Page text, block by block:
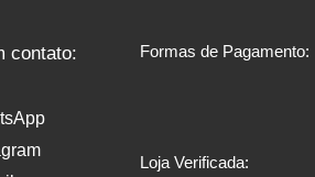
contato: Formas de Pagamento:
Loja Verificada: